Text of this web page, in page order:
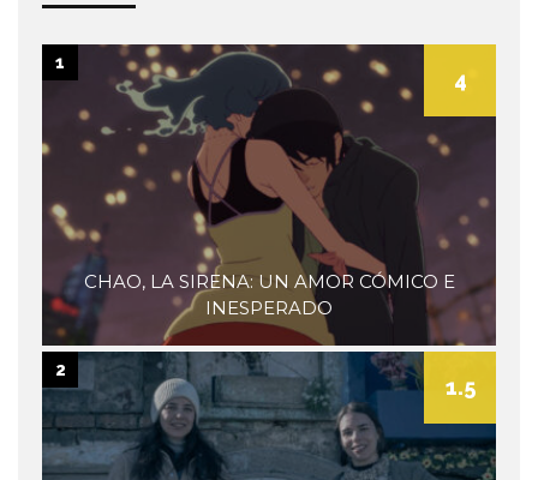
CHAO, LA SIRENA: UN AMOR CÓMICO E
INESPERADO
4
1
1.5
2